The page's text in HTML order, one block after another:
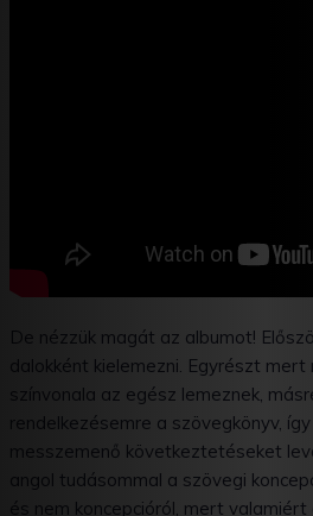
De nézzük magát az albumot!
dalokként kielemezni. Egyrészt
színvonala az egész lemeznek,
rendelkezésemre a szövegkönyv,
messzemenő következtetéseket
angol tudásommal a szövegi
és nem koncepcióról, mert